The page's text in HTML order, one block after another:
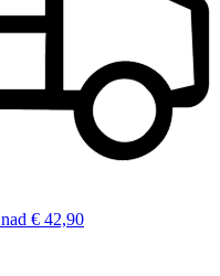
nad € 42,90